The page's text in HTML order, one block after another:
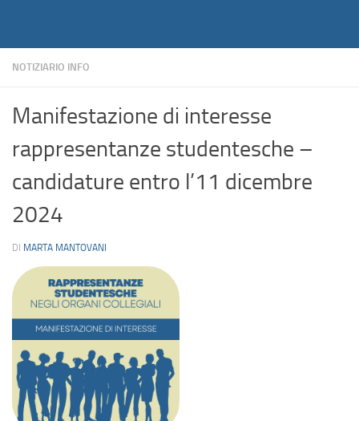
NOTIZIARIO INFO
Manifestazione di interesse
rappresentanze studentesche –
candidature entro l’11 dicembre
2024
DI MARTA MANTOVANI